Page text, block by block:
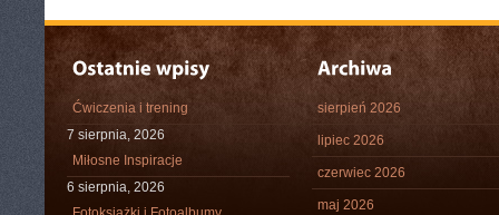
Ćwiczenia i trening
7 sierpnia, 2026
Miłosne Inspiracje
6 sierpnia, 2026
sierpień 2026
lipiec 2026
czerwiec 2026
maj 2026